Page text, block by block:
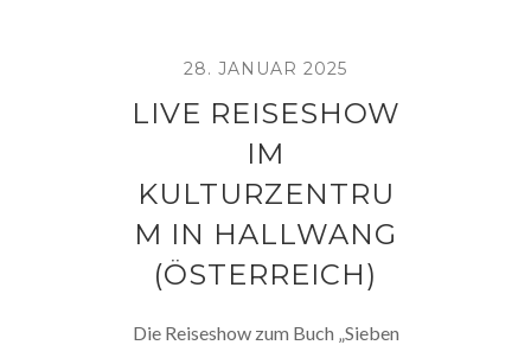
28. JANUAR 2025
LIVE REISESHOW
IM
KULTURZENTRU
M IN HALLWANG
(ÖSTERREICH)
Die Reiseshow zum Buch „Sieben